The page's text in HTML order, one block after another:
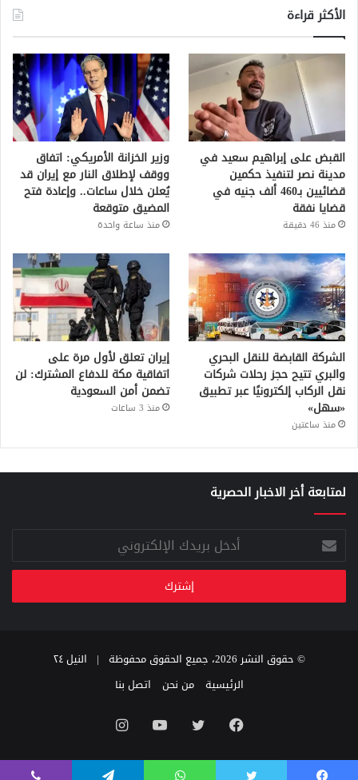
الأكثر قراءة
القبض على إبراهيم سعيد في
مدينة نصر لتنفيذ حكمين
قضائيين بـ460 ألف جنيه في
قضايا نفقة
منذ 46 دقيقة
وزير الخزانة الأمريكي: اتفاق
ووقف لإطلاق النار مع إيران قد
يُعلن خلال ساعات.. وإعادة فتح
المضيق متوقعة
منذ ساعة واحدة
الشركة القابضة للنقل البحري
والبري تتيح حجز رحلات شركات
نقل الركاب إلكترونيًا عبر تطبيق
«سهل»
منذ ساعتين
إيران تعلق لأول مرة على
اتفاقية مكة للدفاع المشترك: لن
تضمن أمن السعودية
منذ 3 ساعات
لمتابعة أخر الاخبار الحصرية
أدخل
بريدك
الإلكتروني
© حقوق النشر 2026، جميع الحقوق محفوظة |
النيل ٢٤
الرئيسية
من نحن اتصل بنا
فيسبوك تويتر يوتيوب